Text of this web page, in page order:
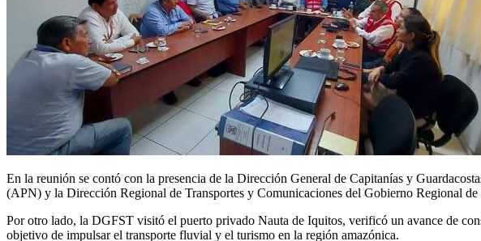
En la reunión se contó con la presencia de la Dirección General de Capitanías y
(APN) y la Dirección Regional de Transportes y Comunicaciones del Gobierno Regional de
Por otro lado, la DGFST visitó el puerto privado Nauta de Iquitos, verificó un avance de
objetivo de impulsar el transporte fluvial y el turismo en la región amazónica.